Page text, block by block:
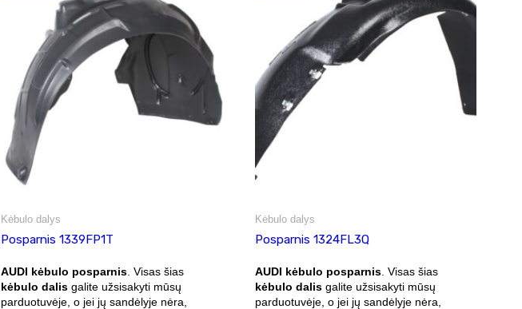
Kėbulo dalys
Posparnis 1339FP1T
AUDI kėbulo posparnis . Visas šias
kėbulo dalis galite užsisakyti mūsų
parduotuvėje, o jei jų sandėlyje nėra,
Kėbulo dalys
Posparnis 1324FL3Q
AUDI kėbulo posparnis. Visas šias
kėbulo dalisgalite užsisakyti mūsų
parduotuvėje, o jei jų sandėlyje nėra,